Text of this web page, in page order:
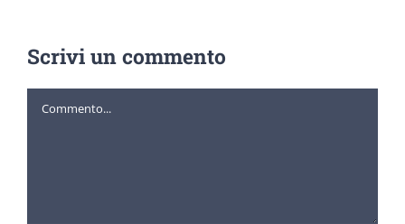
Scrivi un commento
Commento